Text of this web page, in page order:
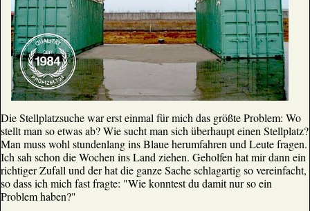
Die Stellplatzsuche war erst einmal für mich das größte Problem: Wo
stellt man so etwas ab? Wie sucht man sich überhaupt einen Stellplatz?
Man muss wohl stundenlang ins Blaue herumfahren und Leute fragen.
Ich sah schon die Wochen ins Land ziehen. Geholfen hat mir dann ein
richtiger Zufall und der hat die ganze Sache schlagartig so vereinfacht,
so dass ich mich fast fragte: "Wie konntest du damit nur so ein
Problem haben?"